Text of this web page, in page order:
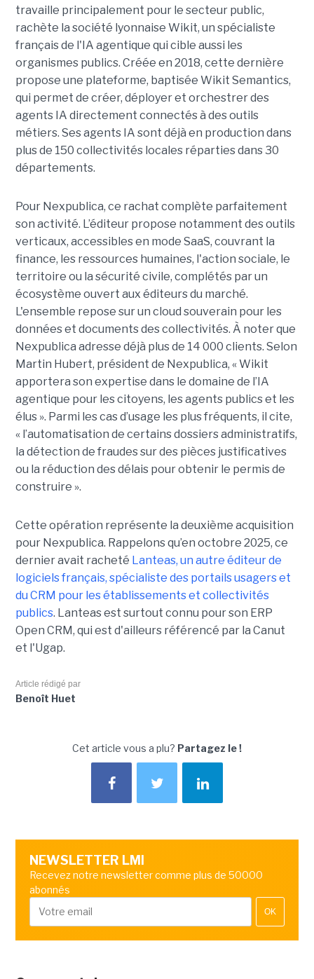
travaille principalement pour le secteur public,
rachète la société lyonnaise Wikit, un spécialiste
français de l'IA agentique qui cible aussi les
organismes publics. Créée en 2018, cette dernière
propose une plateforme, baptisée Wikit Semantics,
qui permet de créer, déployer et orchestrer des
agents IA directement connectés à des outils
métiers. Ses agents IA sont déjà en production dans
plus de 150 collectivités locales réparties dans 30
départements.
Pour Nexpublica, ce rachat complète parfaitement
son activité. L’éditeur propose notamment des outils
verticaux, accessibles en mode SaaS, couvrant la
finance, les ressources humaines, l'action sociale, le
territoire ou la sécurité civile, complétés par un
écosystème ouvert aux éditeurs du marché.
L'ensemble repose sur un cloud souverain pour les
données et documents des collectivités. À noter que
Nexpublica adresse déjà plus de 14 000 clients. Selon
Martin Hubert, président de Nexpublica, « Wikit
apportera son expertise dans le domaine de l’IA
agentique pour les citoyens, les agents publics et les
élus ». Parmi les cas d’usage les plus fréquents, il cite,
« l’automatisation de certains dossiers administratifs,
la détection de fraudes sur des pièces justificatives
ou la réduction des délais pour obtenir le permis de
construire ».
Cette opération représente la deuxième acquisition
pour Nexpublica. Rappelons qu’en octobre 2025, ce
dernier avait racheté Lanteas, un autre éditeur de
logiciels français, spécialiste des portails usagers et
du CRM pour les établissements et collectivités
publics. Lanteas est surtout connu pour son ERP
Open CRM, qui est d'ailleurs référencé par la Canut
et l'Ugap.
Article rédigé par
Benoît Huet
Cet article vous a plu? Partagez le !
NEWSLETTER LMI
Recevez notre newsletter comme plus de 50000
abonnés
OK